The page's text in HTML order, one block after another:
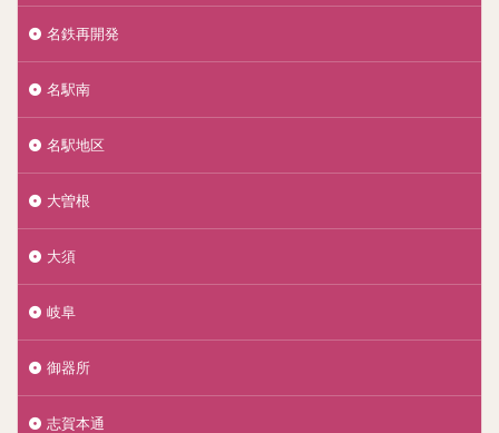
名鉄再開発
名駅南
名駅地区
大曽根
大須
岐阜
御器所
志賀本通